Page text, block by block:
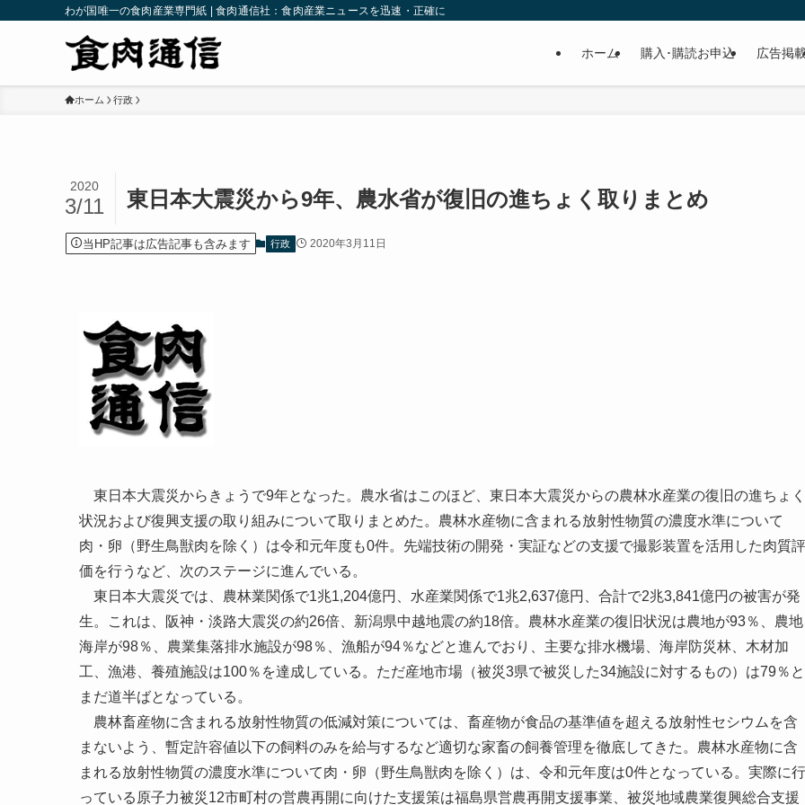
わが国唯一の食肉産業専門紙 | 食肉通信社：食肉産業ニュースを迅速・正確に
ホーム 購入･購読お申込 広告掲
ホーム 行政
東日本大震災から9年、農水省が復旧の進ちょく取りまとめ
2020
3/11
当HP記事は広告記事も含みます 行政 2020年3月11日
東日本大震災からきょうで9年となった。農水省はこのほど、東日本大震災からの農林水産業の復旧の進ちょく
状況および復興支援の取り組みについて取りまとめた。農林水産物に含まれる放射性物質の濃度水準について
肉・卵（野生鳥獣肉を除く）は令和元年度も0件。先端技術の開発・実証などの支援で撮影装置を活用した肉質評
価を行うなど、次のステージに進んでいる。
東日本大震災では、農林業関係で1兆1,204億円、水産業関係で1兆2,637億円、合計で2兆3,841億円の被害が発
生。これは、阪神・淡路大震災の約26倍、新潟県中越地震の約18倍。農林水産業の復旧状況は農地が93％、農地
海岸が98％、農業集落排水施設が98％、漁船が94％などと進んでおり、主要な排水機場、海岸防災林、木材加
工、漁港、養殖施設は100％を達成している。ただ産地市場（被災3県で被災した34施設に対するもの）は79％と
まだ道半ばとなっている。
農林畜産物に含まれる放射性物質の低減対策については、畜産物が食品の基準値を超える放射性セシウムを含
まないよう、暫定許容値以下の飼料のみを給与するなど適切な家畜の飼養管理を徹底してきた。農林水産物に含
まれる放射性物質の濃度水準について肉・卵（野生鳥獣肉を除く）は、令和元年度は0件となっている。実際に行
っている原子力被災12市町村の営農再開に向けた支援策は福島県営農再開支援事業、被災地域農業復興総合支援